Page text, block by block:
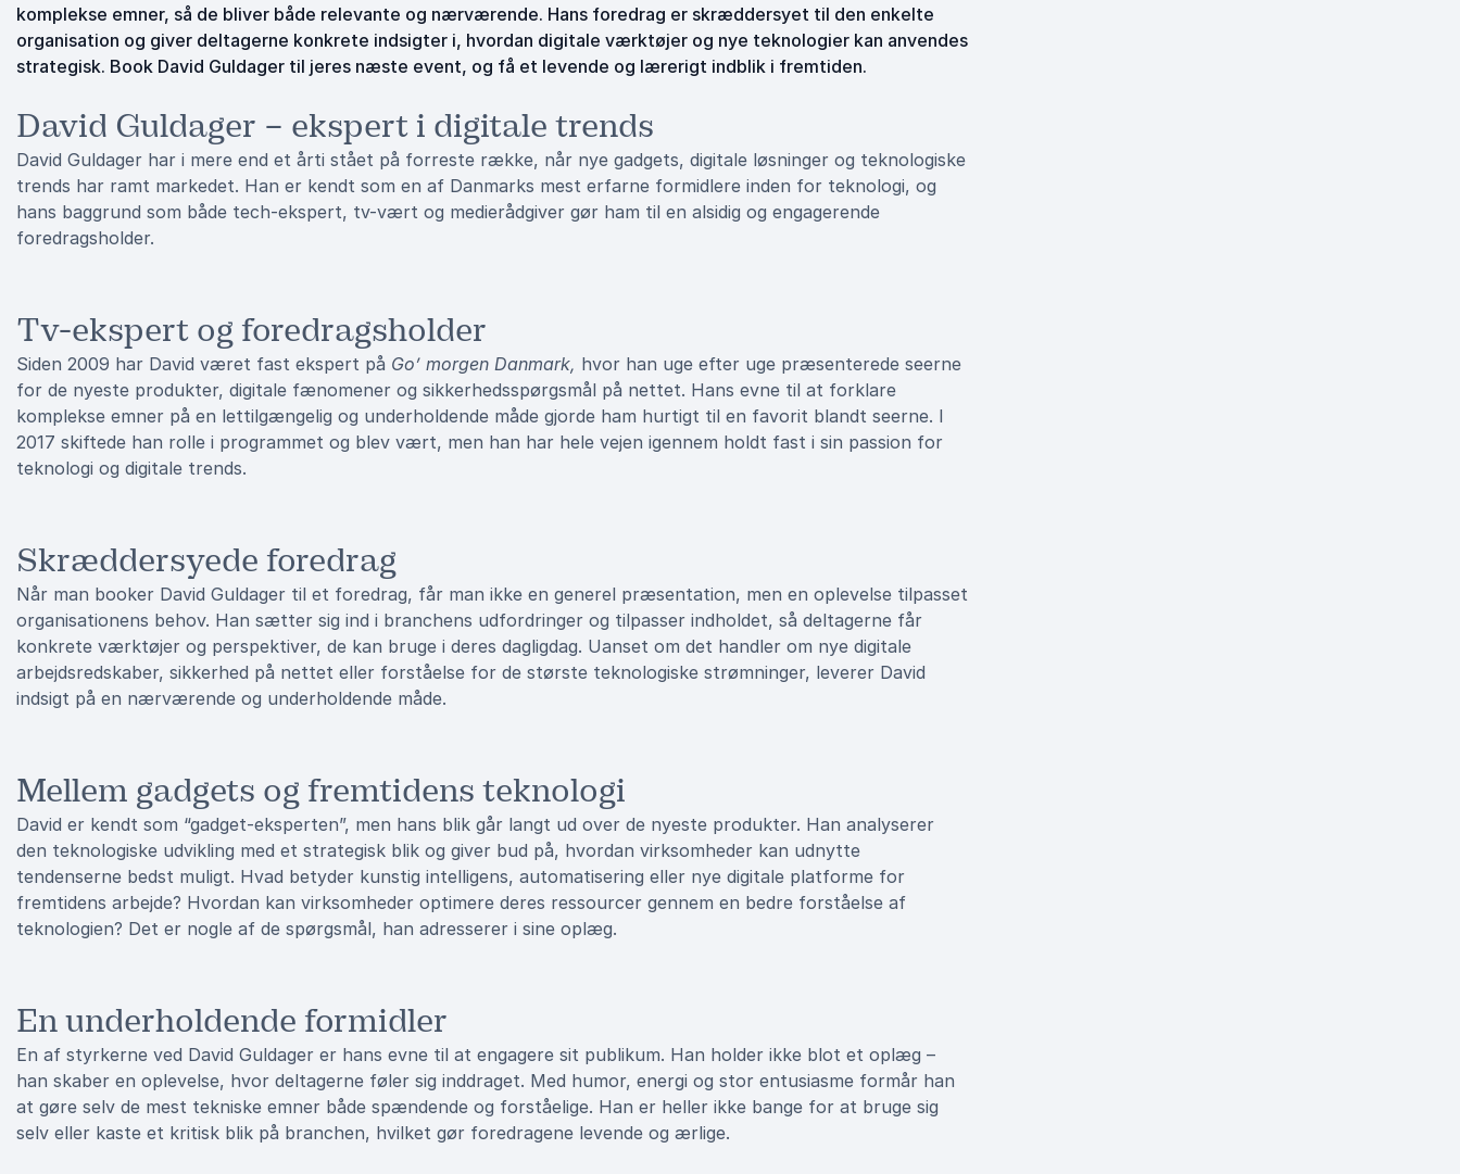
komplekse emner, så de bliver både relevante og nærværende. Hans foredrag er skræddersyet til den enkelte
organisation og giver deltagerne konkrete indsigter i, hvordan digitale værktøjer og nye teknologier kan anvendes
strategisk. Book David Guldager til jeres næste event, og få et levende og lærerigt indblik i fremtiden.
David Guldager – ekspert i digitale trends
David Guldager har i mere end et årti stået på forreste række, når nye gadgets, digitale løsninger og teknologiske
trends har ramt markedet. Han er kendt som en af Danmarks mest erfarne formidlere inden for teknologi, og
hans baggrund som både tech-ekspert, tv-vært og medierådgiver gør ham til en alsidig og engagerende
foredragsholder.
Tv-ekspert og foredragsholder
Siden 2009 har David været fast ekspert på Go’ morgen Danmark, hvor han uge efter uge præsenterede seerne
for de nyeste produkter, digitale fænomener og sikkerhedsspørgsmål på nettet. Hans evne til at forklare
komplekse emner på en lettilgængelig og underholdende måde gjorde ham hurtigt til en favorit blandt seerne. I
2017 skiftede han rolle i programmet og blev vært, men han har hele vejen igennem holdt fast i sin passion for
teknologi og digitale trends.
Skræddersyede foredrag
Når man booker David Guldager til et foredrag, får man ikke en generel præsentation, men en oplevelse tilpasset
organisationens behov. Han sætter sig ind i branchens udfordringer og tilpasser indholdet, så deltagerne får
konkrete værktøjer og perspektiver, de kan bruge i deres dagligdag. Uanset om det handler om nye digitale
arbejdsredskaber, sikkerhed på nettet eller forståelse for de største teknologiske strømninger, leverer David
indsigt på en nærværende og underholdende måde.
Mellem gadgets og fremtidens teknologi
David er kendt som “gadget-eksperten”, men hans blik går langt ud over de nyeste produkter. Han analyserer
den teknologiske udvikling med et strategisk blik og giver bud på, hvordan virksomheder kan udnytte
tendenserne bedst muligt. Hvad betyder kunstig intelligens, automatisering eller nye digitale platforme for
fremtidens arbejde? Hvordan kan virksomheder optimere deres ressourcer gennem en bedre forståelse af
teknologien? Det er nogle af de spørgsmål, han adresserer i sine oplæg.
En underholdende formidler
En af styrkerne ved David Guldager er hans evne til at engagere sit publikum. Han holder ikke blot et oplæg –
han skaber en oplevelse, hvor deltagerne føler sig inddraget. Med humor, energi og stor entusiasme formår han
at gøre selv de mest tekniske emner både spændende og forståelige. Han er heller ikke bange for at bruge sig
selv eller kaste et kritisk blik på branchen, hvilket gør foredragene levende og ærlige.